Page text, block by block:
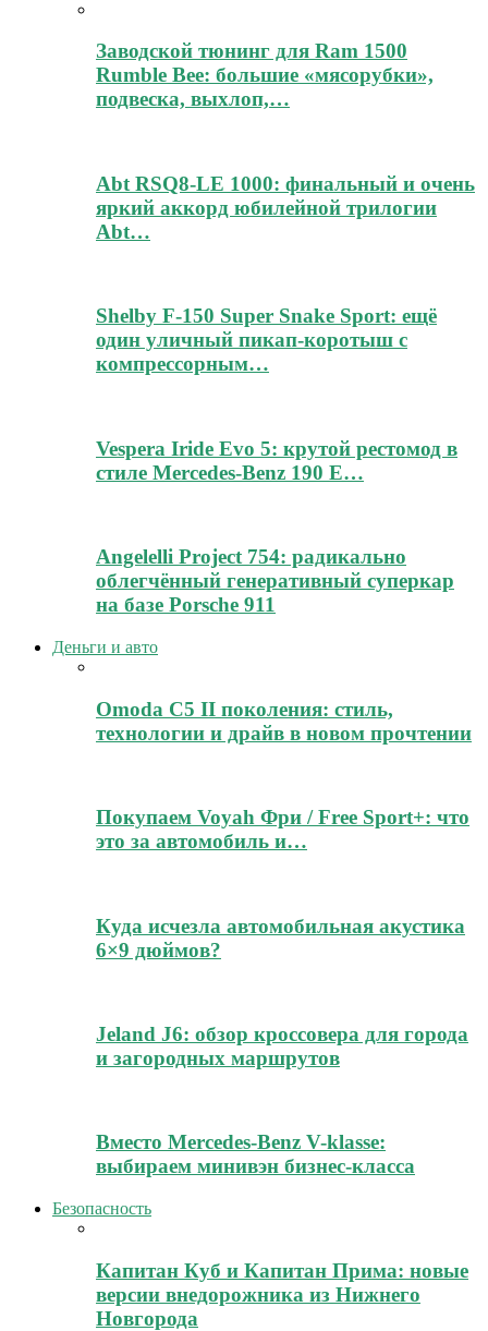
Заводской тюнинг для Ram 1500
Rumble Bee: большие «мясорубки»,
подвеска, выхлоп,…
Abt RSQ8-LE 1000: финальный и очень
яркий аккорд юбилейной трилогии
Abt…
Shelby F-150 Super Snake Sport: ещё
один уличный пикап-коротыш с
компрессорным…
Vespera Iride Evo 5: крутой рестомод в
стиле Mercedes-Benz 190 E…
Angelelli Project 754: радикально
облегчённый генеративный суперкар
на базе Porsche 911
Деньги и авто
Omoda C5 II поколения: стиль,
технологии и драйв в новом прочтении
Покупаем Voyah Фри / Free Sport+: что
это за автомобиль и…
Куда исчезла автомобильная акустика
6×9 дюймов?
Jeland J6: обзор кроссовера для города
и загородных маршрутов
Вместо Mercedes-Benz V-klasse:
выбираем минивэн бизнес-класса
Безопасность
Капитан Куб и Капитан Прима: новые
версии внедорожника из Нижнего
Новгорода